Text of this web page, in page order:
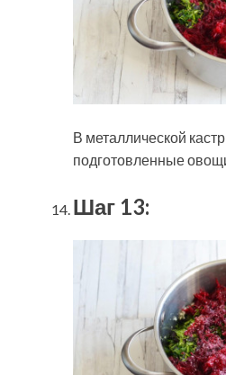
В металлической
подготовленные
Шаг 13: